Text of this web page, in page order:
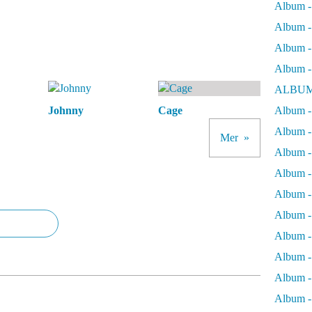
Johnny Cage
Mer
Album
Album
Album -
Album
Album -
Album
Album
Album
Album
Album
Album
Album -
Album -
Album -